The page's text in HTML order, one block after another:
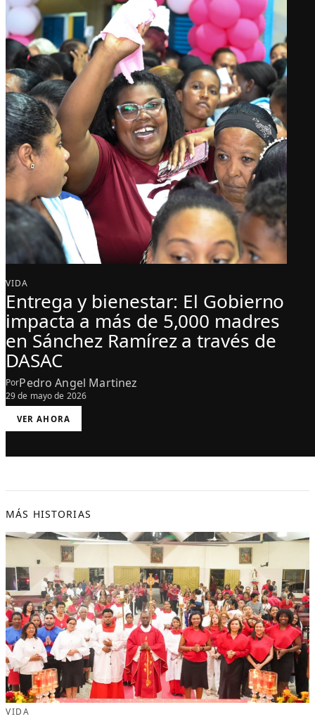
VIDA
Entrega y bienestar: El Gobierno
impacta a más de 5,000 madres
en Sánchez Ramírez a través de
DASAC
PorPedro Angel Martinez
29 de mayo de 2026
VER AHORA
:
N
E
N
E
T
A
E
L
G
O
B
I
E
R
N
O
I
M
P
A
C
T
A
A
M
Á
MÁS HISTORIAS
VIDA